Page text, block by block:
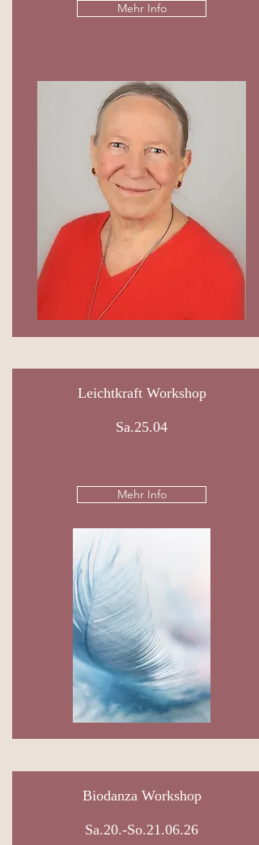
Mehr Info
Leichtkraft Workshop
Sa.25.04
Mehr Info
Biodanza Workshop
Sa.20.-So.21.06.26